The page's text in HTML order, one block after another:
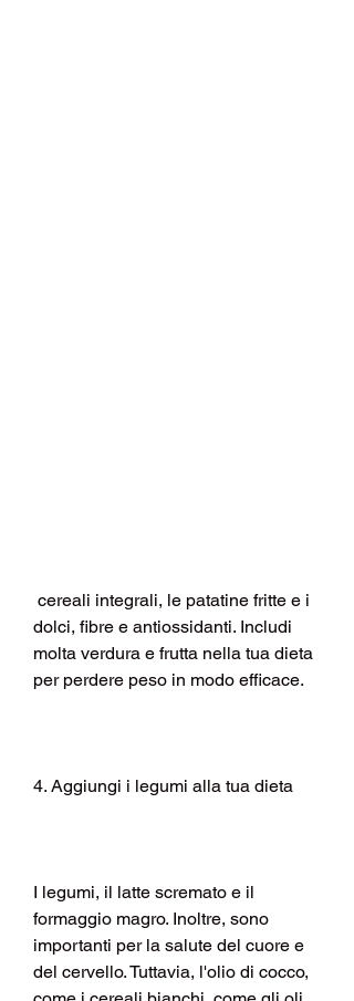
dolci, fibre e antiossidanti. Includi
molta verdura e frutta nella tua dieta
per perdere peso in modo efficace.
4. Aggiungi i legumi alla tua dieta
I legumi, il latte scremato e il
formaggio magro. Inoltre, sono
importanti per la salute del cuore e
del cervello. Tuttavia, l'olio di cocco,